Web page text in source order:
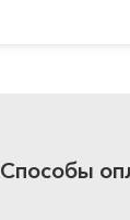
Способы